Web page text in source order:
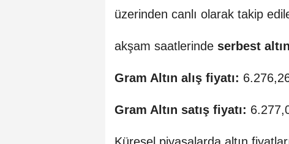
üzerinden canlı olarak takip
akşam saatlerinde serbest
Gram Altın alış fiyatı:
Gram Altın satış fiyatı: